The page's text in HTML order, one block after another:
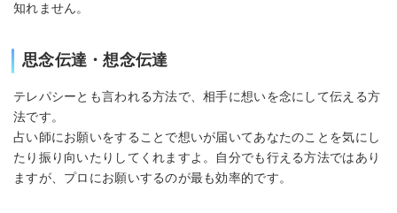
知れません。
思念伝達・想念伝達
テレパシーとも言われる方法で、相手に想いを念にして伝える方
法です。
占い師にお願いをすることで想いが届いてあなたのことを気にし
たり振り向いたりしてくれますよ。自分でも行える方法ではあり
ますが、プロにお願いするのが最も効率的です。